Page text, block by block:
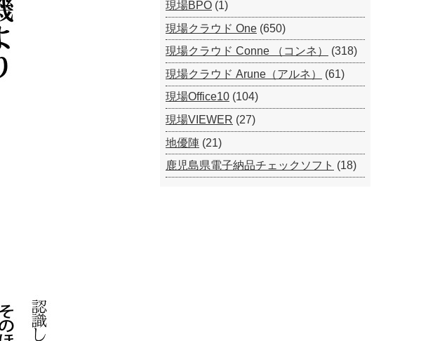
現場BPO (1)
現場クラウド One (650)
現場クラウド Conne （コンネ）
(318)
現場クラウド Arune（アルネ）
(61)
現場Office10 (104)
現場VIEWER (27)
地優陣 (21)
鹿児島県電子納品チェックソフト (18)